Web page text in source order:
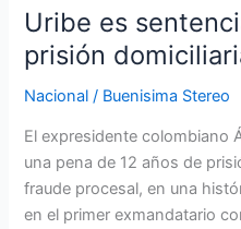
Uribe es
prisión
Nacional / Buenisima Stereo
El expresidente colombiano
una pena de 12 años de
fraude procesal, en una
en el primer exmandatario
domiciliaria